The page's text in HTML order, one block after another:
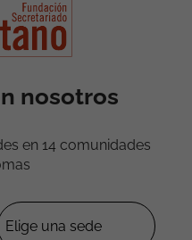
nosotros
en 14 comunidades